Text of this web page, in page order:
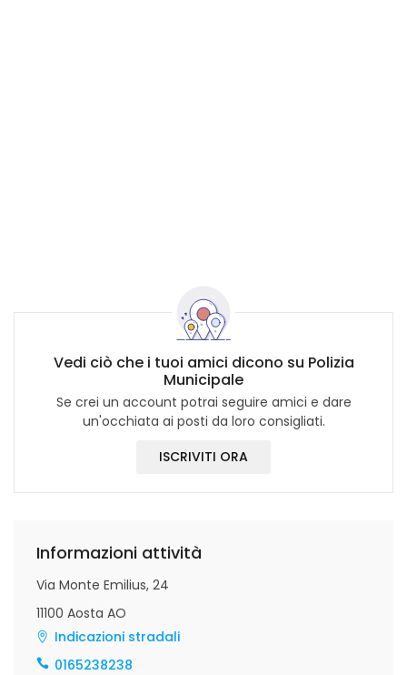
Vedi ciò che i tuoi amici dicono su Polizia
Municipale
Se crei un account potrai seguire amici e dare
un'occhiata ai posti da loro consigliati.
ISCRIVITI ORA
Informazioni attività
Via Monte Emilius, 24
11100 Aosta AO
Indicazioni stradali
0165238238